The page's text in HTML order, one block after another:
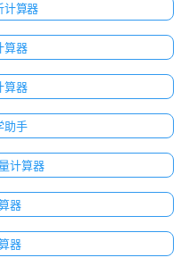
计算器
算器
算器
助手
计算器
器
器